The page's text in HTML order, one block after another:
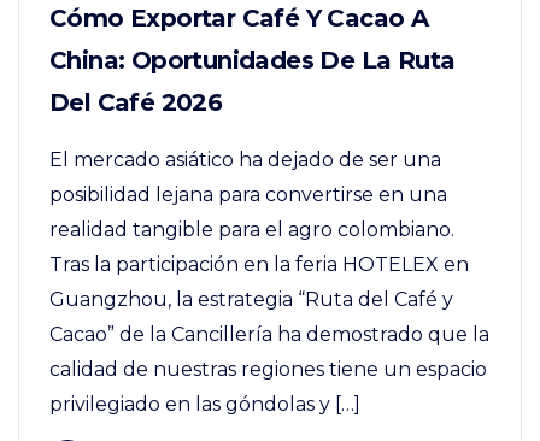
Cómo Exportar Café Y Cacao A
China: Oportunidades De La Ruta
Del Café 2026
El mercado asiático ha dejado de ser una
posibilidad lejana para convertirse en una
realidad tangible para el agro colombiano.
Tras la participación en la feria HOTELEX en
Guangzhou, la estrategia “Ruta del Café y
Cacao” de la Cancillería ha demostrado que la
calidad de nuestras regiones tiene un espacio
privilegiado en las góndolas y […]